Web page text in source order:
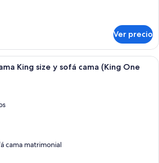
Ver precio
Habitación de hotel con una cama
King size y sofá cama (King One
cama matrimonial